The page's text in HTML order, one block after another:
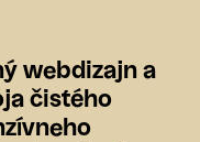
webdizajn a
čistého